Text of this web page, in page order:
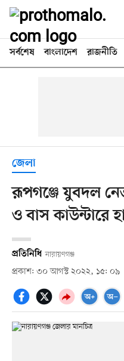
সর্বশেষ বাংলাদেশ রাজনীতি
জেলা
রূপগঞ্জে যুবদল
ও বাস কাউন্টারে
প্রতিনিধি নারায়ণগঞ্জ
প্রকাশ: ৩০ আগস্ট ২০২২, ১৫: ০৯